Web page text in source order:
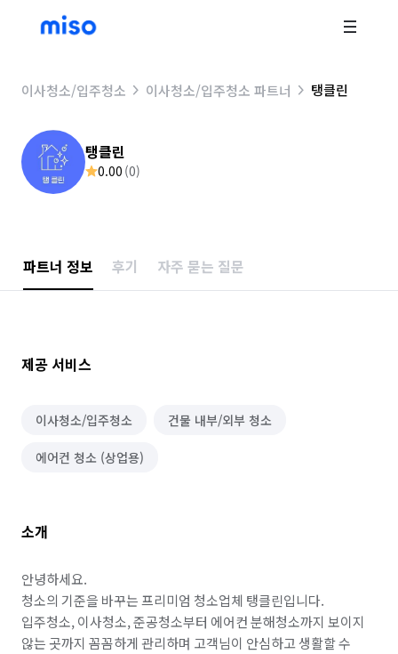
이사청소/입주청소 이사청소/입주청소 파트너 탱클린
탱클린
0.00 (0)
파트너 정보 후기 자주 묻는 질문
제공 서비스
이사청소/입주청소 건물 내부/외부 청소
에어컨 청소 (상업용)
소개
안녕하세요.
청소의 기준을 바꾸는 프리미엄 청소업체 탱클린입니다.
입주청소, 이사청소, 준공청소부터 에어컨 분해청소까지 보이지
않는 곳까지 꼼꼼하게 관리하며 고객님이 안심하고 생활할 수